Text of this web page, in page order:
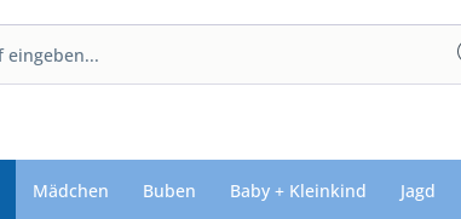
Mädchen Buben Baby + Kleinkind Jagd